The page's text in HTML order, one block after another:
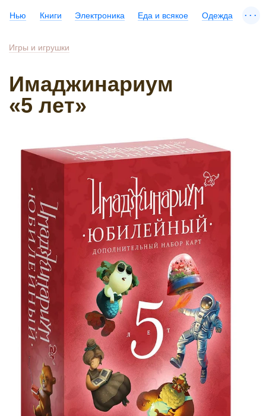
Нью Книги Электроника Еда и всякое Одежда ...
Игры и игрушки
Имаджинариум
«5 лет»